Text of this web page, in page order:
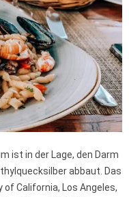
ist in der Lage, den Darm
abbaut. Das
California, Los Angeles,